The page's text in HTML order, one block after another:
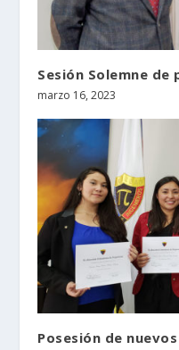
Sesión Solemne de
marzo 16, 2023
Posesión de